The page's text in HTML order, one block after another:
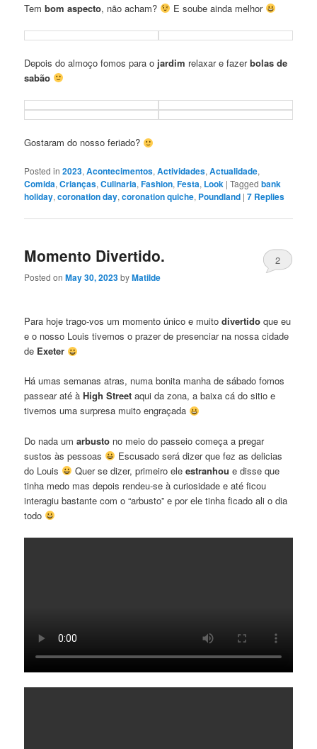
Tembom aspecto, não acham? E soube ainda melhor
Depois do almoço fomos para o jardim relaxar e fazerbolas de
sabão
Gostaram do nosso feriado?
Posted in 2023,Acontecimentos,Actividades,Actualidade,
Comida,Crianças,Culinaria,Fashion,Festa, Look |Tagged bank
holiday,coronation day,coronation quiche, Poundland |7 Replies
Momento Divertido.
Posted onMay 30, 2023byMatilde
2
Para hoje trago-vos um momento único e muitodivertido que eu
e o nosso Louis tivemos o prazer de presenciar na nossa cidade
de Exeter
Há umas semanas atras, numa bonita manha de sábado fomos
passear até àHigh Street aqui da zona, a baixa cá do sitio e
tivemos uma surpresa muito engraçada
Do nada umarbusto no meio do passeio começa a pregar
sustos às pessoas
Escusado será dizer que fez as delicias
do Louis
Quer se dizer, primeiro ele estranhou e disse que
tinha medo mas depois rendeu-se à curiosidade e até ficou
interagiu bastante com o “arbusto” e por ele tinha ficado ali o dia
todo